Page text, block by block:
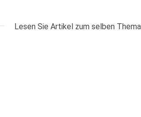
Lesen Sie Artikel zum selben Thema